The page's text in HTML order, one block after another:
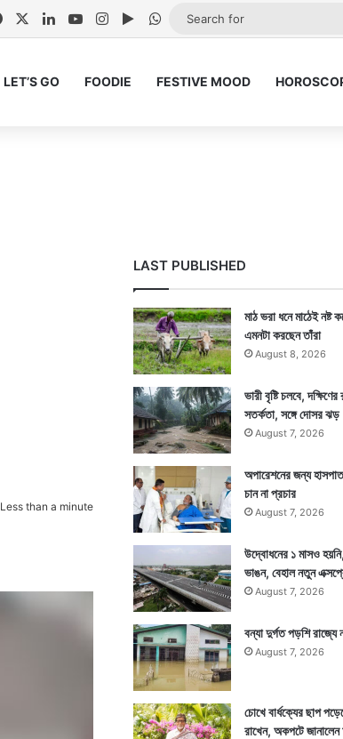
FacebookLinkedInYouTubeInstagramGoogle Play
WhatsApp
LET’S GO FOODIE FESTIVE MOOD
Less than a minute
LAST PUBLISHED
মাঠ ভরা ধনে মাঠেই নষ্ট
এমনটা করছেন তাঁরা
August 8, 2026
ভারী বৃষ্টি চলবে,
সতর্কতা, সঙ্গে দোসর ঝড়
August 7, 2026
অপারেশনের জন্য
চান না প্রচার
August 7, 2026
উদ্বোধনের ১ মাসও
ভাঙন, বেহাল নতুন
August 7, 2026
বন্যা দুর্গত পড়শি রাজ্যে
August 7, 2026
চোখে বার্ধক্যের ছাপ
রাখেন, অকপটে